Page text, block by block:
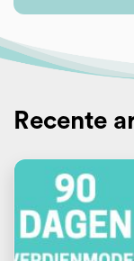
Recente